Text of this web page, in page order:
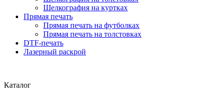
Шелкография на куртках
Прямая печать
Прямая печать на футболках
Прямая печать на толстовках
DTF-печать
Лазерный раскрой
Каталог